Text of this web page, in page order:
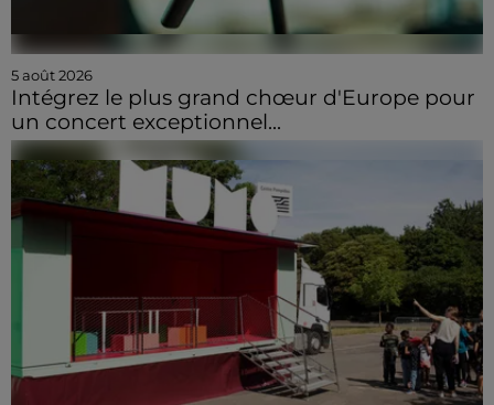
5 août 2026
Intégrez le plus grand chœur d'Europe pour
un concert exceptionnel...